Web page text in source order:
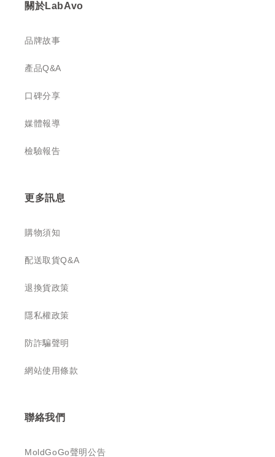
關於LabAvo
品牌故事
產品Q&A
口碑分享
媒體報導
檢驗報告
更多訊息
購物須知
配送取貨Q&A
退換貨政策
隱私權政策
防詐騙聲明
網站使用條款
聯絡我們
MoldGoGo聲明公告